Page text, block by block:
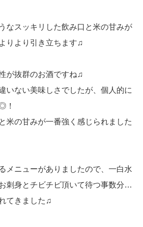
なスッキリした飲み口と米の甘みが
りより引き立ちます♫
が抜群のお酒ですね♫
いない美味しさでしたが、個人的に
！
米の甘みが一番強く感じられました
メニューがありましたので、一白水
刺身とチビチビ頂いて待つ事数分…
てきました♫